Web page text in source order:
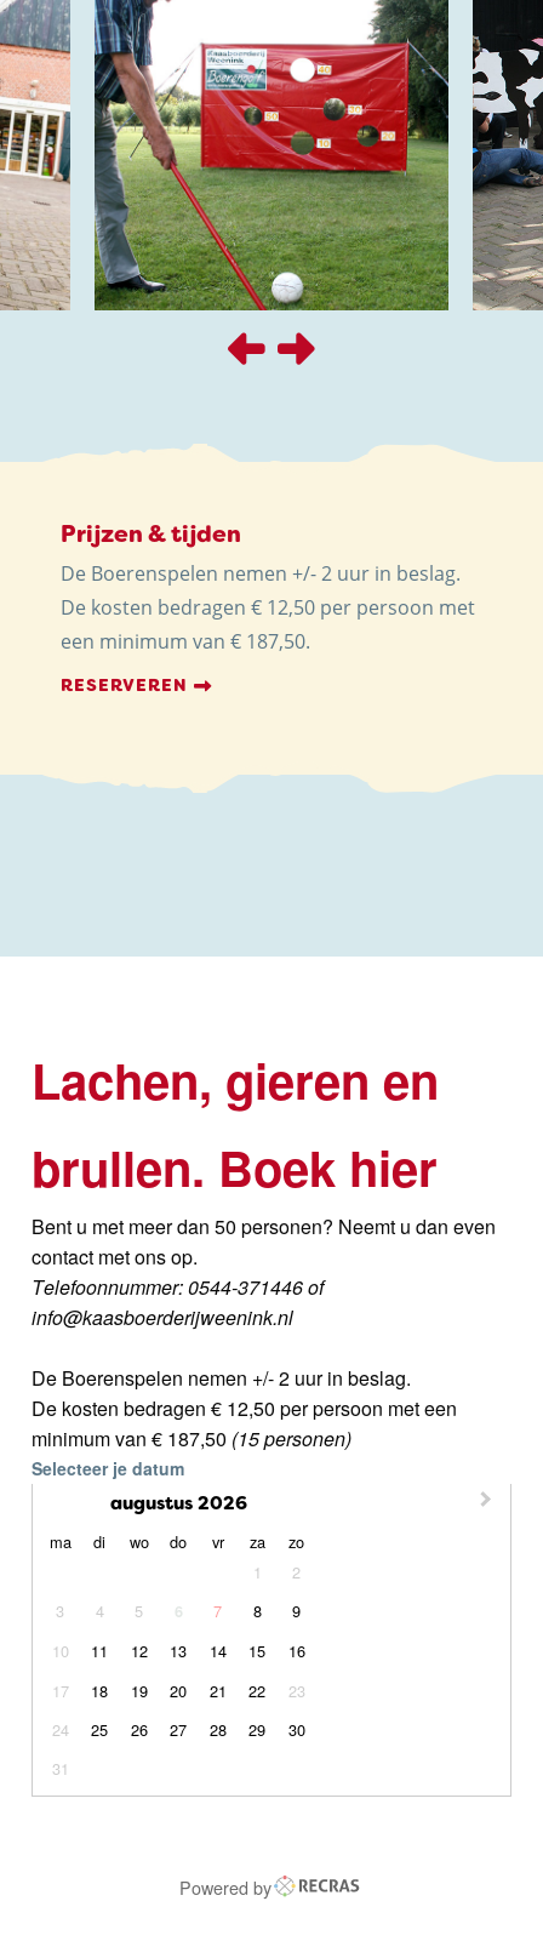
Trots op de Achterhoek! | © Kaasboerderij Weenink
2026 |
Algemene voorwaarden|Verzending|
Privacybeleid
Prijzen & tijden
De Boerenspelen nemen +/- 2 uur in beslag.
De kosten bedragen € 12,50 per persoon met
een minimum van € 187,50.
RESERVEREN
Lachen, gieren en
brullen. Boek hier
Bent u met meer dan 50 personen? Neemt u dan even
contact met ons op.
Telefoonnummer: 0544-371446 of
info@kaasboerderijweenink.nl
De Boerenspelen nemen +/- 2 uur in beslag.
De kosten bedragen € 12,50 per persoon met een
minimum van € 187,50 (15 personen)
Selecteer je datum
augustus 2026
maandag
ma dinsdag
di woensdag
wo donderdag
do vrijdag
vr zaterdag
za zondag
zo
1
2
3
4 5 6 7 8
9
10
11 12 13 14 15
16
17
18 19 20 21 22
23
24
25 26 27 28 29
30
31
Powered by